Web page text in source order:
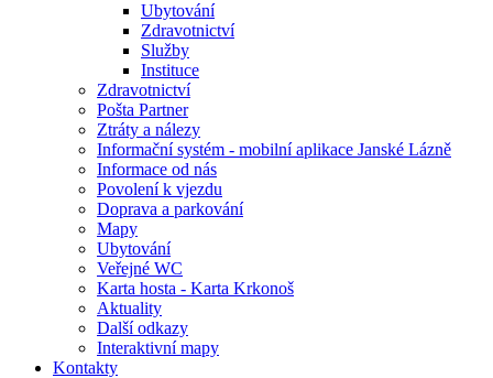
Ubytování
Zdravotnictví
Služby
Instituce
Zdravotnictví
Pošta Partner
Ztráty a nálezy
Informační systém - mobilní aplikace Janské Lázně
Informace od nás
Povolení k vjezdu
Doprava a parkování
Mapy
Ubytování
Veřejné WC
Karta hosta - Karta Krkonoš
Aktuality
Další odkazy
Interaktivní mapy
Kontakty